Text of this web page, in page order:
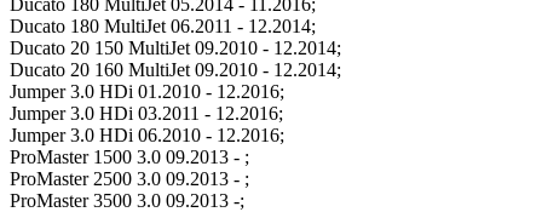
Ducato 180 MultiJet 06.2011 - 12.2014;
Ducato 20 150 MultiJet 09.2010 - 12.2014;
Ducato 20 160 MultiJet 09.2010 - 12.2014;
Jumper 3.0 HDi 01.2010 - 12.2016;
Jumper 3.0 HDi 03.2011 - 12.2016;
Jumper 3.0 HDi 06.2010 - 12.2016;
ProMaster 1500 3.0 09.2013 - ;
ProMaster 2500 3.0 09.2013 - ;
ProMaster 3500 3.0 09.2013 -;